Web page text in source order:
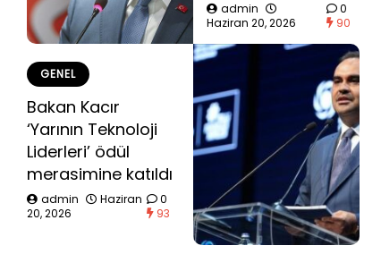
admin
Haziran 20, 2026
0
90
GENEL
Bakan Kacır
‘Yarının Teknoloji
Liderleri’ ödül
merasimine katıldı
admin
Haziran
20, 2026
0
93